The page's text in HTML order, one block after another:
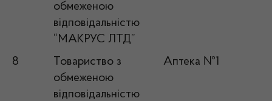
обмеженою
відповідальністю
“МАКРУС ЛТД”
8
Товариство з
обмеженою
відповідальністю
Аптека №1